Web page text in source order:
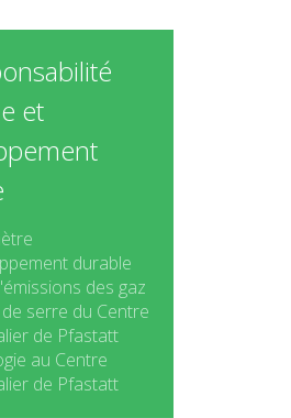
et
durable
des gaz
serre du Centre
de Pfastatt
au Centre
de Pfastatt